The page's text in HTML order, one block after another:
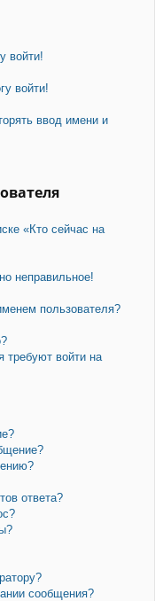
войти!
войти!
ввод имени и
«Кто сейчас на
неправильное!
пользователя?
требуют войти на
ответа?
сообщения?